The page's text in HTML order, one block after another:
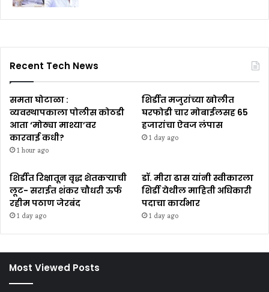
Recent Tech News
समता घोटाळा :
व्यवस्थापकाला पोलीस कोठडी
आता ‘मोठ्या माश्या’वर
कारवाई कधी?
1 hour ago
शिर्डीत मजुरांच्या खोलीत
घरफोडी चार मोबाईलसह ₹65
हजारांचा ऐवज लंपास
1 day ago
शिर्डीत रिक्षातून वृद्ध शेतकऱ्याची
लूट- सराईत शंकर चौधरी ऊर्फ
रहीम पठाण जेरबंद
1 day ago
डॉ. मीरा ढास यांनी स्वीकारला
शिर्डी येथील माहिती अधिकारी
पदाचा कार्यभार
1 day ago
Most Viewed Posts